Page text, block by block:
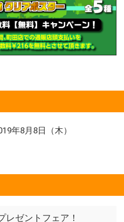
年8月8日（木）
ゼントフェア！